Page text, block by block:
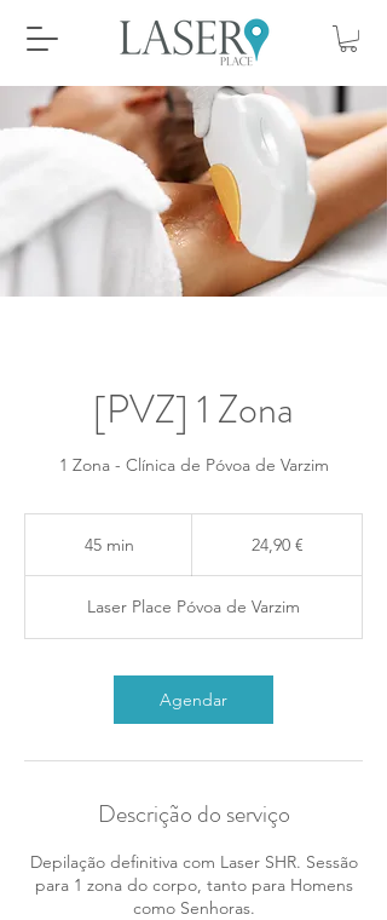
[PVZ] 1 Zona
1 Zona - Clínica de Póvoa de Varzim
45 min
i
n
24,90 €
Laser Place Póvoa de Varzim
Agendar
Descrição do serviço
Depilação definitiva com Laser SHR. Sessão
para 1 zona do corpo, tanto para Homens
como Senhoras.